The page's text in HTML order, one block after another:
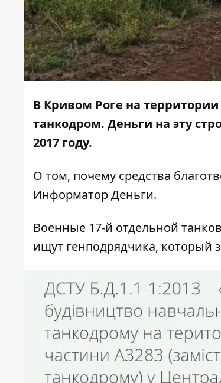
В Кривом Роге на
танкодром. Деньги на эту
2017 году.
О том, почему средства
Информатор Деньги.
Военные 17-й отдельной
ищут генподрядчика, который